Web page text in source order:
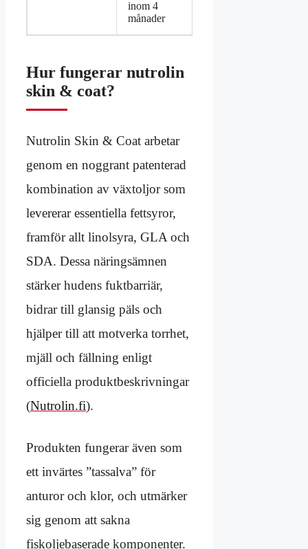
inom 4
månader
Hur fungerar nutrolin
skin & coat?
Nutrolin Skin & Coat arbetar
genom en noggrant patenterad
kombination av växtoljor som
levererar essentiella fettsyror,
framför allt linolsyra, GLA och
SDA. Dessa näringsämnen
stärker hudens fuktbarriär,
bidrar till glansig päls och
hjälper till att motverka torrhet,
mjäll och fällning enligt
officiella produktbeskrivningar
(Nutrolin.fi).
Produkten fungerar även som
ett invärtes ”tassalva” för
anturor och klor, och utmärker
sig genom att sakna
fiskoljebaserade komponenter.